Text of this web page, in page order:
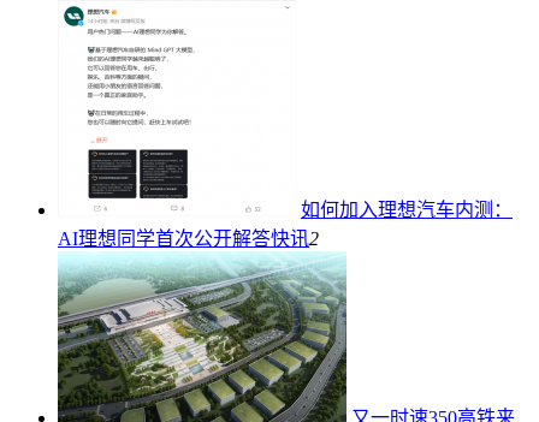
如何加入理想汽车内测：
AI理想同学首次公开解答快讯2